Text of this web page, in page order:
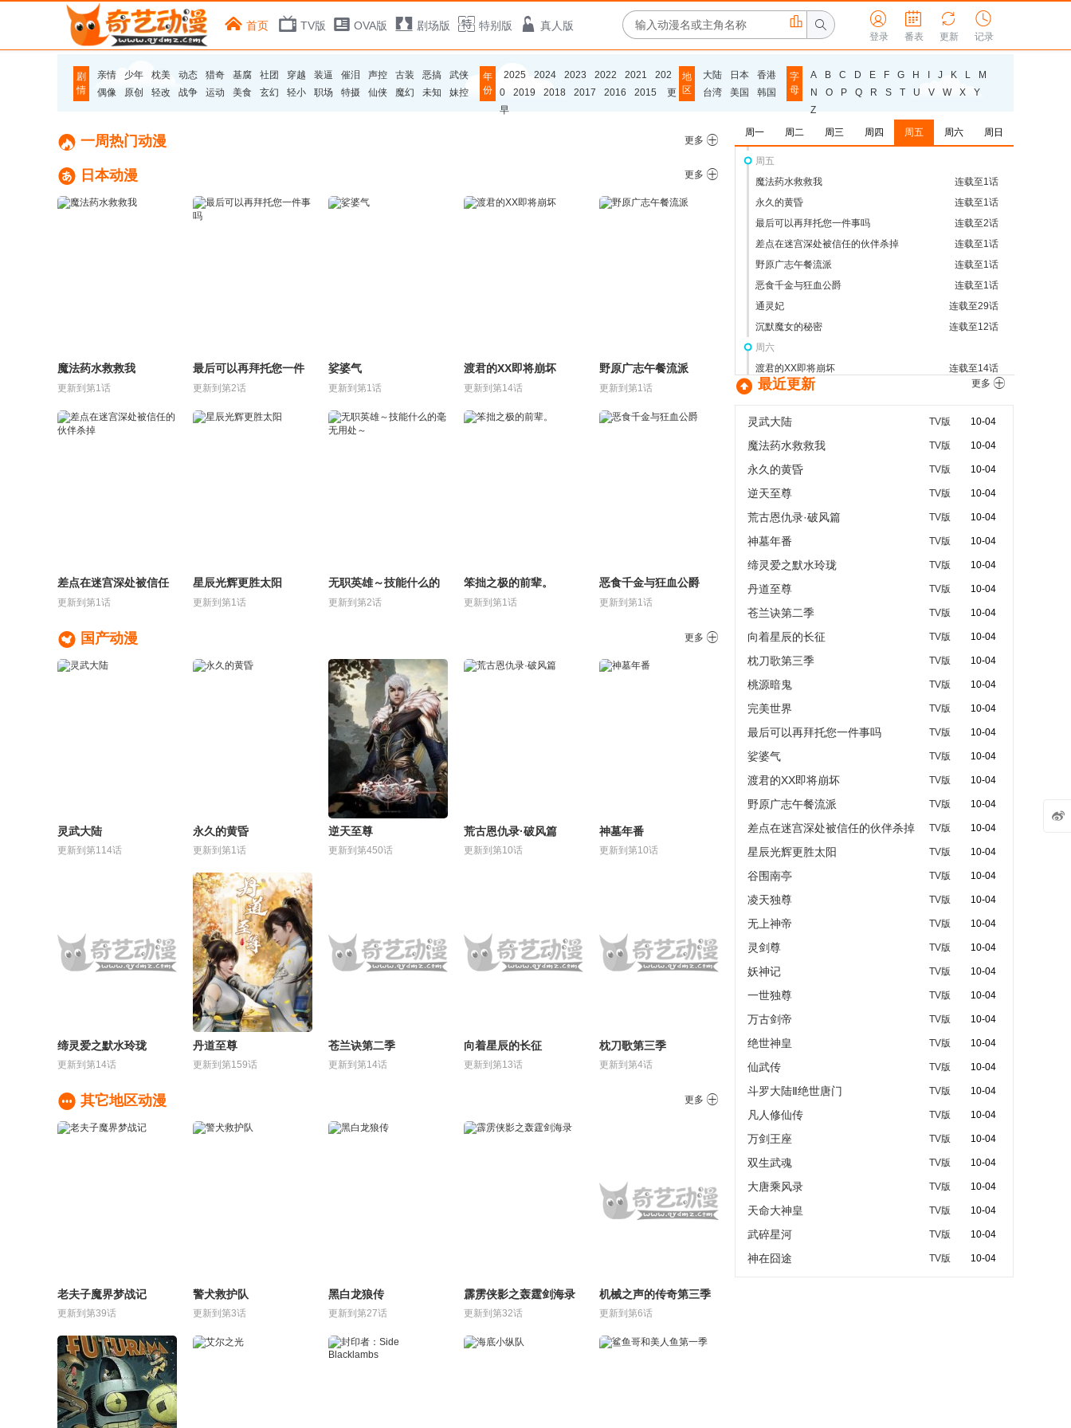
剧
情
亲情 少年 枕美 动态 猎奇 基腐 社团 穿越 装逼 催泪 声控 古装 恶搞
武侠
偶像
原创 轻改 战争 运动 美食 玄幻 轻小 职场 特摄 仙侠 魔幻 未知 妹控
年
份
2025 2024 2023 2022 2021
202
0
2019 2018 2017 2016 2015
更
早
地
区
大陆 日本
香港
台湾
美国 韩国
字
母
A B C D E F G H J K L
M
N
O P Q R S T U V W X
Y
Z
首页 TV版 OVA版 剧场版 特别版 真人版 
登录

番表

更新

记录


更多 
 一周热门动漫
更多 
 日本动漫
魔法药水救救我
更新到第1话
最后可以再拜托您一件
事吗
更新到第2话
娑婆气
更新到第1话
渡君的XX即将崩坏
更新到第14话
野原广志午餐流派
更新到第1话
差点在迷宫深处被信任
的伙伴杀掉
更新到第1话
星辰光辉更胜太阳
更新到第1话
无职英雄～技能什么的
毫无用处～
更新到第2话
笨拙之极的前辈。
更新到第1话
恶食千金与狂血公爵
更新到第1话
更多 
 国产动漫
灵武大陆
更新到第114话
永久的黄昏
更新到第1话
逆天至尊
更新到第450话
荒古恩仇录·破风篇
更新到第10话
神墓年番
更新到第10话
缔灵爱之默水玲珑
更新到第14话
丹道至尊
更新到第159话
苍兰诀第二季
更新到第14话
向着星辰的长征
更新到第13话
枕刀歌第三季
更新到第4话
更多 
 其它地区动漫
老夫子魔界梦战记
更新到第39话
警犬救护队
更新到第3话
黑白龙狼传
更新到第27话
霹雳侠影之轰霆剑海录
更新到第32话
机械之声的传奇第三季
更新到第6话
周一 周二 周三 周四 周五 周六 周日
连载至5话
为你着迷
连载至24话
外星人姆姆
连载至11话
忍者与杀手二人组的日常生活
连载至11话
这是你与我的最后战场，或是开创世界的圣战
连载至4话
瞬间治疗却被视为无用而被流放的天才治疗
师，以暗黑治疗师的身份幸福地生活着
周五
连载至1话
魔法药水救救我
连载至1话
永久的黄昏
连载至2话
最后可以再拜托您一件事吗
连载至1话
差点在迷宫深处被信任的伙伴杀掉
连载至1话
野原广志午餐流派
连载至1话
恶食千金与狂血公爵
连载至29话
通灵妃
连载至12话
沉默魔女的秘密
周六
连载至14话
渡君的XX即将崩坏
连载至1话
娑婆气
拔作岛
连载至12话
薰香花朵凛然绽放
连载至23话
真･武士传 剑勇传说
连载至12话
破烂千金被姐姐的原婚约者溺爱着
周日
连载至1145话
海贼王
更多 
 最近更新
10-04
灵武大陆 TV版
10-04
魔法药水救救我 TV版
10-04
永久的黄昏 TV版
10-04
逆天至尊 TV版
10-04
荒古恩仇录·破风篇 TV版
10-04
神墓年番 TV版
10-04
缔灵爱之默水玲珑 TV版
10-04
丹道至尊 TV版
10-04
苍兰诀第二季 TV版
10-04
向着星辰的长征 TV版
10-04
枕刀歌第三季 TV版
10-04
桃源暗鬼 TV版
10-04
完美世界 TV版
10-04
最后可以再拜托您一件事吗 TV版
10-04
娑婆气 TV版
10-04
渡君的XX即将崩坏 TV版
10-04
野原广志午餐流派 TV版
10-04
差点在迷宫深处被信任的伙伴杀掉 TV版
10-04
星辰光辉更胜太阳 TV版
10-04
谷围南亭 TV版
10-04
凌天独尊 TV版
10-04
无上神帝 TV版
10-04
灵剑尊 TV版
10-04
妖神记 TV版
10-04
一世独尊 TV版
10-04
万古剑帝 TV版
10-04
绝世神皇 TV版
10-04
仙武传 TV版
10-04
斗罗大陆Ⅱ绝世唐门 TV版
10-04
凡人修仙传 TV版
10-04
万剑王座 TV版
10-04
双生武魂 TV版
10-04
大唐乘风录 TV版
10-04
天命大神皇 TV版
10-04
武碎星河 TV版
10-04
神在囧途 TV版
